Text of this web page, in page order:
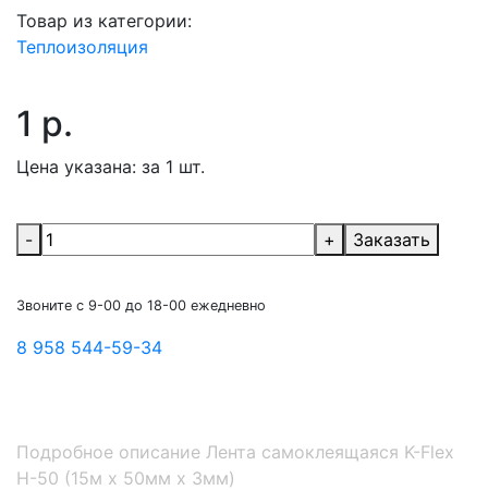
Товар из категории:
Теплоизоляция
1 р.
Цена указана: за 1 шт.
- + Заказать
Звоните с 9-00 до 18-00 ежедневно
8 958 544-59-34
Подробное описание Лента самоклеящаяся K-Flex
H-50 (15м х 50мм х 3мм)